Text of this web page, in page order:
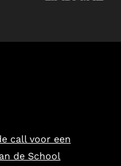
call voor een
de School